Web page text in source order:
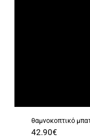
θαμνοκοπτικό
42.90€